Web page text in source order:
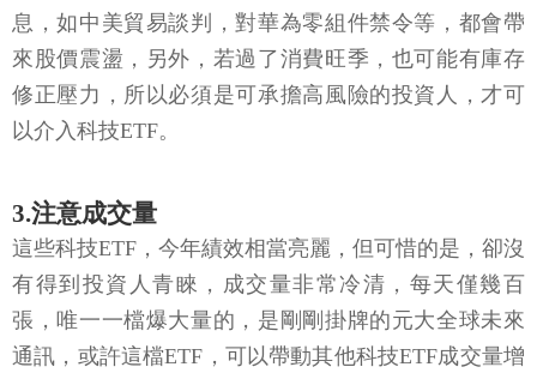
息，如中美貿易談判，對華為零組件禁令等，都會帶
來股價震盪，另外，若過了消費旺季，也可能有庫存
修正壓力，所以必須是可承擔高風險的投資人，才可
以介入科技ETF。
3.注意成交量
這些科技ETF，今年績效相當亮麗，但可惜的是，卻沒
有得到投資人青睞，成交量非常冷清，每天僅幾百
張，唯一一檔爆大量的，是剛剛掛牌的元大全球未來
通訊，或許這檔ETF，可以帶動其他科技ETF成交量增